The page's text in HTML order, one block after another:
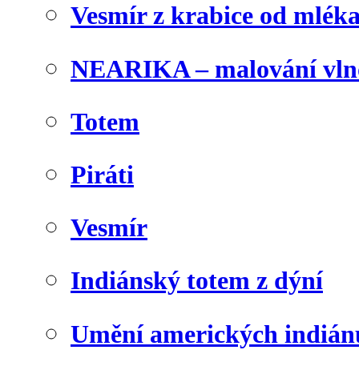
Vesmír z krabice od
NEARIKA – malování
Totem
Piráti
Vesmír
Indiánský totem z dýní
Umění amerických